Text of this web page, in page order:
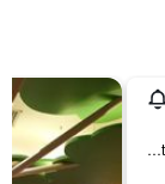
Jalan Putra Square 6, Putra Square, كوانتان, ماليزيا